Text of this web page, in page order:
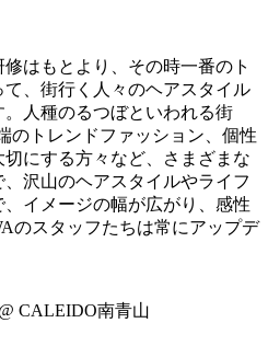
はもとより、その時一番のト
、街行く人々のヘアスタイル
人種のるつぼといわれる街
のトレンドファッション、個性
にする方々など、さまざまな
沢山のヘアスタイルやライフ
イメージの幅が広がり、感性
のスタッフたちは常にアップデ
CALEIDO南青山